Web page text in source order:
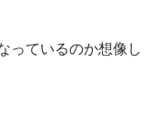
っているのか想像し